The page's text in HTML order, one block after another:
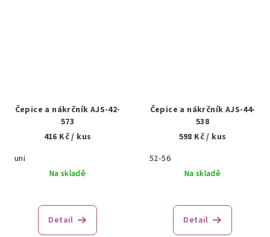
Čepice a nákrčník AJS-42-
573
416 Kč/ kus
uni
Na skladě
Detail
Čepice a nákrčník AJS-44-
538
598 Kč/ kus
52-56
Na skladě
Detail